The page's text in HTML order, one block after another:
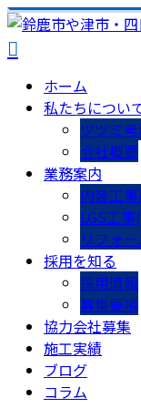
ホーム
私たちについ
ツツミ
会社概要
業務案内
内装工
LGS工
リフォ
採用を知る
採用情報
募集要項
協力会社募集
施工実績
ブログ
コラム